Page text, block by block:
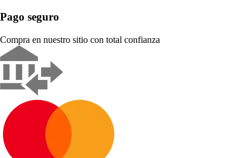
Pago seguro
Compra en nuestro sitio con total confianza